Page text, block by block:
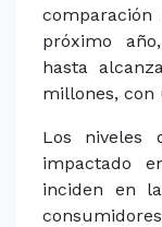
próximo
hasta
millones, con
Los niveles
impactado
inciden en